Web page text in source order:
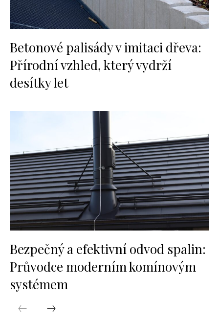
Betonové palisády v imitaci dřeva:
Přírodní vzhled, který vydrží
desítky let
Bezpečný a efektivní odvod spalin:
Průvodce moderním komínovým
systémem